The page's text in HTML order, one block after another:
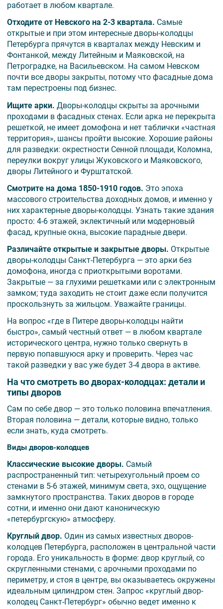
работает в любом квартале.
Отходите от Невского на 2-3 квартала. Самые
открытые и при этом интересные дворы-колодцы
Петербурга прячутся в кварталах между Невским и
Фонтанкой, между Литейным и Маяковской, на
Петроградке, на Васильевском. На самом Невском
почти все дворы закрыты, потому что фасадные дома
там перестроены под бизнес.
Ищите арки. Дворы-колодцы скрыты за арочными
проходами в фасадных стенах. Если арка не перекрыта
решеткой, не имеет домофона и нет таблички «частная
территория», шансы пройти высокие. Хорошие районы
для разведки: окрестности Сенной площади, Коломна,
переулки вокруг улицы Жуковского и Маяковского,
дворы Литейного и Фурштатской.
Смотрите на дома 1850-1910 годов. Это эпоха
массового строительства доходных домов, и именно у
них характерные дворы-колодцы. Узнать такие здания
просто: 4-6 этажей, эклектичный или модерновый
фасад, крупные окна, высокие парадные двери.
Различайте открытые и закрытые дворы. Открытые
дворы-колодцы Санкт-Петербурга — это арки без
домофона, иногда с приоткрытыми воротами.
Закрытые — за глухими решетками или с электронным
замком; туда заходить не стоит даже если получится
проскользнуть за жильцом. Уважайте границы.
На вопрос «где в Питере дворы-колодцы найти
быстро», самый честный ответ — в любом квартале
исторического центра, нужно только свернуть в
первую попавшуюся арку и проверить. Через час
такой разведки у вас уже будет 3-4 двора в активе.
На что смотреть во дворах-колодцах: детали и
типы дворов
Сам по себе двор — это только половина впечатления.
Вторая половина — детали, которые видно, только
если знать, куда смотреть.
Виды дворов-колодцев
Классические высокие дворы. Самый
распространенный тип: четырехугольный проем со
стенами в 5-6 этажей, минимум света, эхо, ощущение
замкнутого пространства. Таких дворов в городе
сотни, и именно они дают каноническую
«петербургскую» атмосферу.
Круглый двор. Один из самых известных дворов-
колодцев Петербурга, расположен в центральной части
города. Его уникальность в форме: двор круглый, со
скругленными стенами, с арочными проходами по
периметру, и стоя в центре, вы оказываетесь окружены
идеальным цилиндром стен. Запрос «круглый двор-
колодец Санкт-Петербург» обычно ведет именно к